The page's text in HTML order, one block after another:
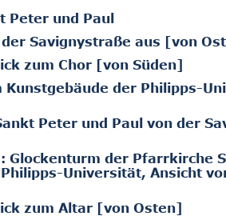
Peter und Paul
Savignystraße aus [von
zum Chor [von Süden]
der Philipps-
Peter und Paul von der
Glockenturm der Pfarrkirche
Universität, Ansicht
zum Altar [von Osten]